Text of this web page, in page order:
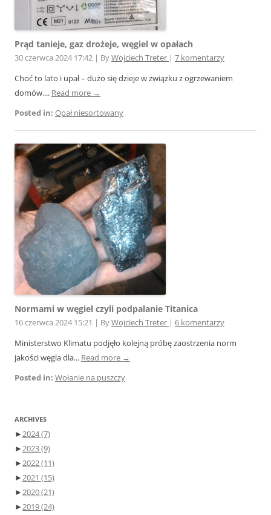
Prąd tanieje, gaz drożeje, węgiel w opałach
30 czerwca 2024 17:42 | ByWojciech Treter | 7 komentarzy
Choć to lato i upał – dużo się dzieje w związku z ogrzewaniem
domów.... Read more →
Posted in: Opał niesortowany
Normami w węgiel czyli podpalanie Titanica
16 czerwca 2024 15:21 | ByWojciech Treter | 6 komentarzy
Ministerstwo Klimatu podjęło kolejną próbę zaostrzenia norm
jakości węgla dla... Read more →
Posted in: Wołanie na puszczy
ARCHIVES
►2024(7)
►2023(9)
►2022(11)
►2021 (15)
►2020(21)
►2019(24)